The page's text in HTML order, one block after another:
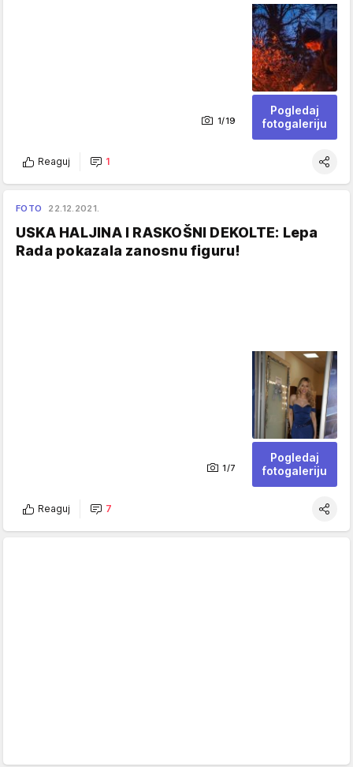
1/19
Pogledaj
fotogaleriju
Reaguj 1
FOTO 22.12.2021.
USKA HALJINA I RASKOŠNI DEKOLTE: Lepa
Rada pokazala zanosnu figuru!
1/7
Pogledaj
fotogaleriju
Reaguj 7